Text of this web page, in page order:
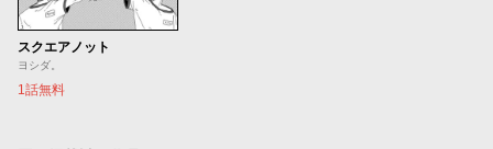
スクエアノット
ヨシダ。
1話無料